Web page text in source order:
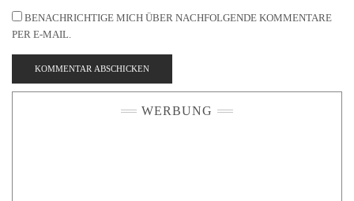
BENACHRICHTIGE MICH ÜBER NACHFOLGENDE KOMMENTARE
PER E-MAIL.
WERBUNG